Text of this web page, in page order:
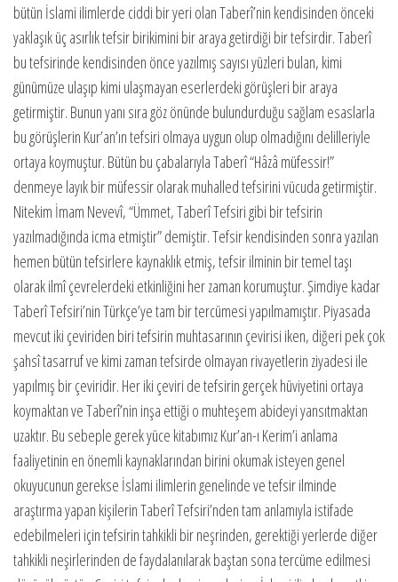
bütün İslami ilimlerde ciddi bir yeri olan Taberî’nin kendisinden önceki
yaklaşık üç asırlık tefsir birikimini bir araya getirdiği bir tefsirdir. Taberî
bu tefsirinde kendisinden önce yazılmış sayısı yüzleri bulan, kimi
günümüze ulaşıp kimi ulaşmayan eserlerdeki görüşleri bir araya
getirmiştir. Bunun yanı sıra göz önünde bulundurduğu sağlam esaslarla
bu görüşlerin Kur’an’ın tefsiri olmaya uygun olup olmadığını delilleriyle
ortaya koymuştur. Bütün bu çabalarıyla Taberî “Hâzâ müfessir!”
denmeye layık bir müfessir olarak muhalled tefsirini vücuda getirmiştir.
Nitekim İmam Nevevî, “Ümmet, Taberî Tefsiri gibi bir tefsirin
yazılmadığında icma etmiştir” demiştir. Tefsir kendisinden sonra yazılan
hemen bütün tefsirlere kaynaklık etmiş, tefsir ilminin bir temel taşı
olarak ilmî çevrelerdeki etkinliğini her zaman korumuştur. Şimdiye kadar
Taberî Tefsiri’nin Türkçe’ye tam bir tercümesi yapılmamıştır. Piyasada
mevcut iki çeviriden biri tefsirin muhtasarının çevirisi iken, diğeri pek çok
şahsî tasarruf ve kimi zaman tefsirde olmayan rivayetlerin ziyadesi ile
yapılmış bir çeviridir. Her iki çeviri de tefsirin gerçek hüviyetini ortaya
koymaktan ve Taberî’nin inşa ettiği o muhteşem abideyi yansıtmaktan
uzaktır. Bu sebeple gerek yüce kitabımız Kur’an-ı Kerim’i anlama
faaliyetinin en önemli kaynaklarından birini okumak isteyen genel
okuyucunun gerekse İslami ilimlerin genelinde ve tefsir ilminde
araştırma yapan kişilerin Taberî Tefsiri’nden tam anlamıyla istifade
edebilmeleri için tefsirin tahkikli bir neşrinden, gerektiği yerlerde diğer
tahkikli neşirlerinden de faydalanılarak baştan sona tercüme edilmesi